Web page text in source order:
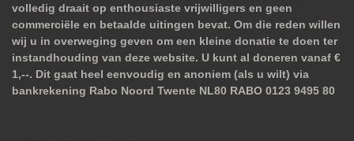
volledig draait op enthousiaste vrijwilligers en geen
commerciële en betaalde uitingen bevat. Om die reden willen
wij u in overweging geven om een kleine donatie te doen ter
instandhouding van deze website. U kunt al doneren vanaf €
1,--. Dit gaat heel eenvoudig en anoniem (als u wilt) via
bankrekening Rabo Noord Twente NL80 RABO 0123 9495 80